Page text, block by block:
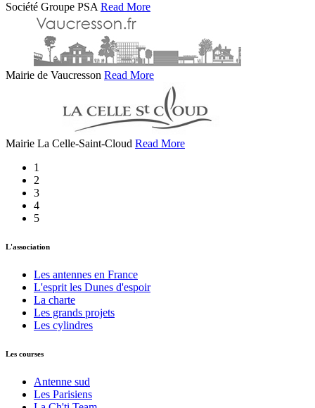
Société Groupe PSA Read More
Mairie de Vaucresson Read More
Mairie La Celle-Saint-Cloud Read More
1
2
3
4
5
L'association
Les antennes en France
L'esprit les Dunes d'espoir
La charte
Les grands projets
Les cylindres
Les courses
Antenne sud
Les Parisiens